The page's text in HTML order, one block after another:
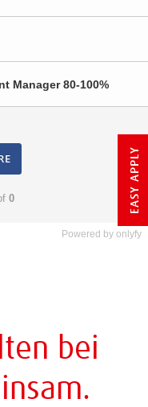
Powered by onlyfy
bei
EASY APPLY